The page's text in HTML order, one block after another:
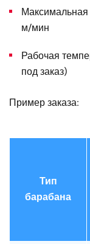
Страна
Максимальная
м/мин
Рабочая
под заказ)
Пример заказа:
Тип
барабана